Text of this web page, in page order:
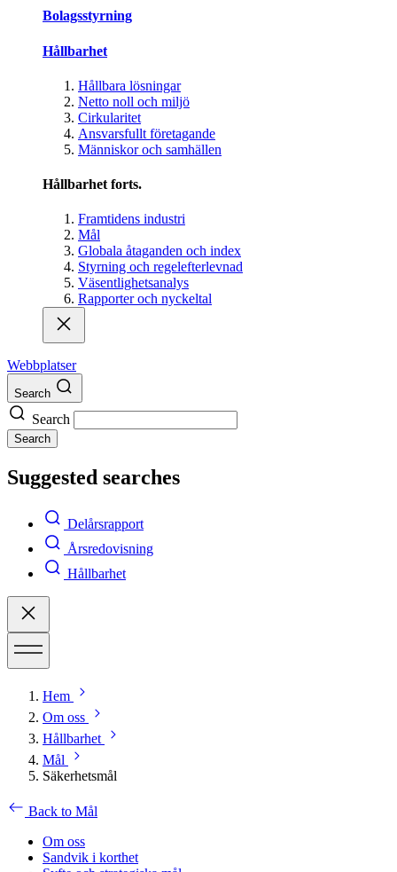
Bolagsstyrning
Hållbarhet
Hållbara lösningar
Netto noll och miljö
Cirkularitet
Ansvarsfullt företagande
Människor och samhällen
Hållbarhet forts.
Framtidens industri
Mål
Globala åtaganden och index
Styrning och regelefterlevnad
Väsentlighetsanalys
Rapporter och nyckeltal
Webbplatser
Search
Search
Search
Suggested searches
Delårsrapport
Årsredovisning
Hållbarhet
Hem
Om oss
Hållbarhet
Mål
Säkerhetsmål
Back to Mål
Om oss
Sandvik i korthet